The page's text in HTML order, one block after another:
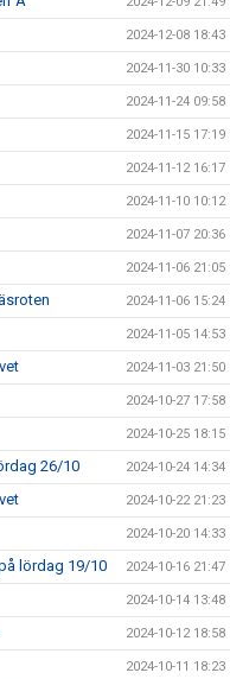
2024-12-08 18:43
2024-11-30 10:33
2024-11-24 09:58
2024-11-15 17:19
2024-11-12 16:17
2024-11-10 10:12
2024-11-07 20:36
2024-11-06 21:05
2024-11-06 15:24
2024-11-05 14:53
2024-11-03 21:50
2024-10-27 17:58
2024-10-25 18:15
26/10 2024-10-24 14:34
2024-10-22 21:23
2024-10-20 14:33
lördag 19/10 2024-10-16 21:47
2024-10-14 13:48
2024-10-12 18:58
2024-10-11 18:23